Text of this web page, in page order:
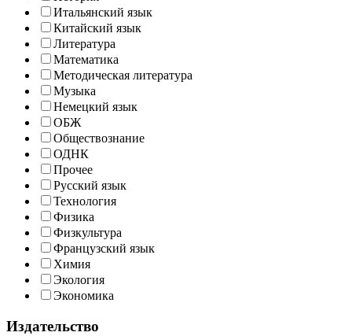
Итальянский язык
Китайский язык
Литература
Математика
Методическая литература
Музыка
Немецкий язык
ОБЖ
Обществознание
ОДНК
Прочее
Русский язык
Технология
Физика
Физкультура
Французский язык
Химия
Экология
Экономика
Издательство